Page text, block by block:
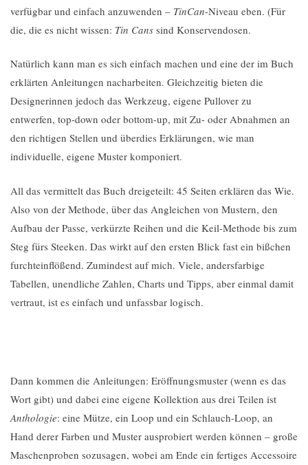
verfügbar und einfach anzuwenden – TinCan-Niveau eben. (Für
die, die es nicht wissen: Tin Cans sind Konservendosen.
Natürlich kann man es sich einfach machen und eine der im Buch
erklärten Anleitungen nacharbeiten. Gleichzeitig bieten die
Designerinnen jedoch das Werkzeug, eigene Pullover zu
entwerfen, top-down oder bottom-up, mit Zu- oder Abnahmen an
den richtigen Stellen und überdies Erklärungen, wie man
individuelle, eigene Muster komponiert.
All das vermittelt das Buch dreigeteilt: 45 Seiten erklären das Wie.
Also von der Methode, über das Angleichen von Mustern, den
Aufbau der Passe, verkürzte Reihen und die Keil-Methode bis zum
Steg fürs Steeken. Das wirkt auf den ersten Blick fast ein bißchen
furchteinflößend. Zumindest auf mich. Viele, andersfarbige
Tabellen, unendliche Zahlen, Charts und Tipps, aber einmal damit
vertraut, ist es einfach und unfassbar logisch.
Dann kommen die Anleitungen: Eröffnungsmuster (wenn es das
Wort gibt) und dabei eine eigene Kollektion aus drei Teilen ist
Anthologie: eine Mütze, ein Loop und ein Schlauch-Loop, an
Hand derer Farben und Muster ausprobiert werden können – große
Maschenproben sozusagen, wobei am Ende ein fertiges Accessoire